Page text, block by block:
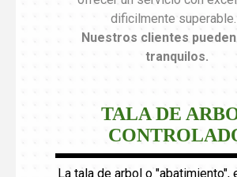
dificilmente superable.
Nuestros clientes
tranquilos.
TALA DE
La tala de arbol o "abatimiento",